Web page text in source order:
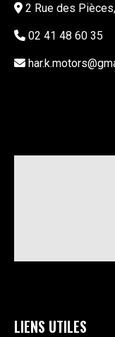
2 Rue des
02 41 48 60 35
LIENS UTILES